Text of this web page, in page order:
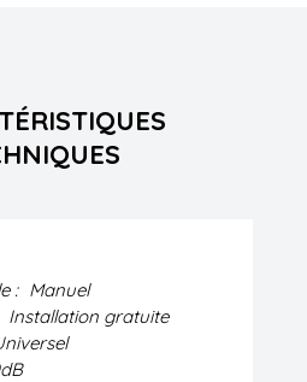
: Manuel
Installation gratuite